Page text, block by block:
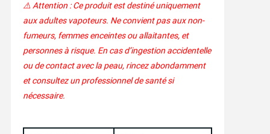
⚠️ Attention : Ce produit est destiné uniquement
aux adultes vapoteurs. Ne convient pas aux non-
fumeurs, femmes enceintes ou allaitantes, et
personnes à risque. En cas d’ingestion accidentelle
ou de contact avec la peau, rincez abondamment
et consultez un professionnel de santé si
nécessaire.